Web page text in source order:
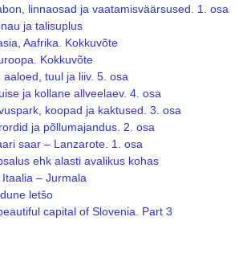
linnaosad ja vaatamisväärsused. 1. osa
ja talisuplus
Aafrika. Kokkuvõte
Kokkuvõte
tuul ja liiv. 5. osa
ja kollane allveelaev. 4. osa
koopad ja kaktused. 3. osa
ja põllumajandus. 2. osa
saar – Lanzarote. 1. osa
ehk alasti avalikus kohas
– Jurmala
letšo
capital of Slovenia. Part 3